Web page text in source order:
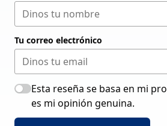
Tu correo electrónico
Esta reseña se basa en mi
es mi opinión genuina.